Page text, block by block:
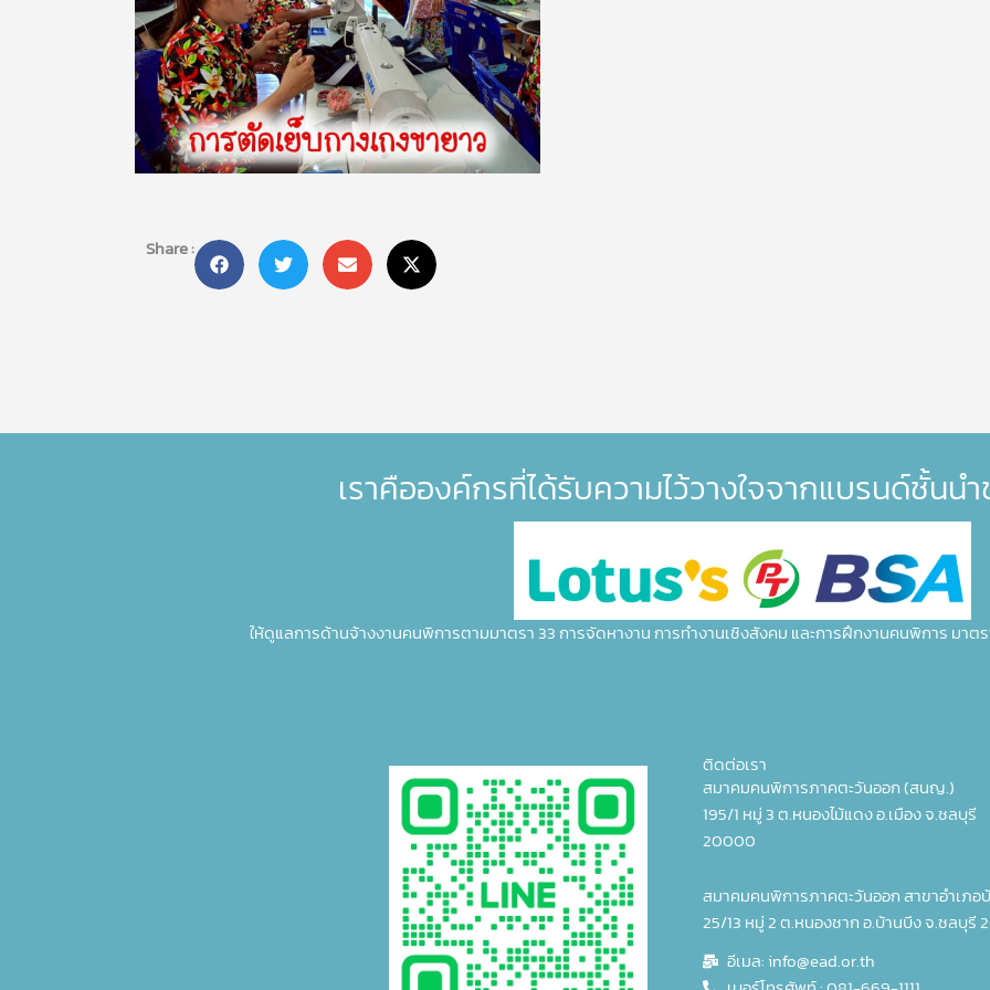
Share :
เราคือองค์กรที่ได้รับความไว้วางใจจากแบรนด์ชั้นนำ
ให้ดูแลการด้านจ้างงานคนพิการตามมาตรา 33 การจัดหางาน การทำงานเชิงสังคม และการฝึกงานคนพิการ มา
ติดต่อเรา
สมาคมคนพิการภาคตะวันออก (สนญ.)
195/1 หมู่ 3 ต.หนองไม้แดง อ.เมือง จ.ชลบุรี
20000
สมาคมคนพิการภาคตะวันออก สาขาอำเภอ
25/13 หมู่ 2 ต.หนองชาก อ.บ้านบึง จ.ชลบุรี
อีเมล: info@ead.or.th